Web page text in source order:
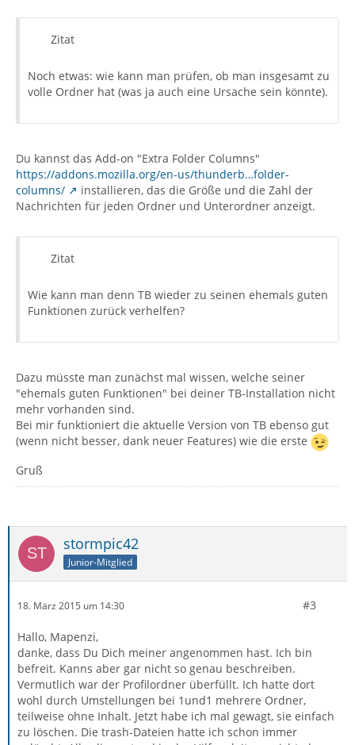
Zitat
Noch etwas: wie kann man prüfen, ob man insgesamt zu
volle Ordner hat (was ja auch eine Ursache sein könnte).
Du kannst das Add-on "Extra Folder Columns"
https://addons.mozilla.org/en-us/thunderb…folder-
columns/
installieren, das die Größe und die Zahl der
Nachrichten für jeden Ordner und Unterordner anzeigt.
Zitat
Wie kann man denn TB wieder zu seinen ehemals guten
Funktionen zurück verhelfen?
Dazu müsste man zunächst mal wissen, welche seiner
"ehemals guten Funktionen" bei deiner TB-Installation nicht
mehr vorhanden sind.
Bei mir funktioniert die aktuelle Version von TB ebenso gut
(wenn nicht besser, dank neuer Features) wie die erste
Gruß
stormpic42
Junior-Mitglied
18. März 2015 um 14:30 #3
Hallo, Mapenzi,
danke, dass Du Dich meiner angenommen hast. Ich bin
befreit. Kanns aber gar nicht so genau beschreiben.
Vermutlich war der Profilordner überfüllt. Ich hatte dort
wohl durch Umstellungen bei 1und1 mehrere Ordner,
teilweise ohne Inhalt. Jetzt habe ich mal gewagt, sie einfach
zu löschen. Die trash-Dateien hatte ich schon immer